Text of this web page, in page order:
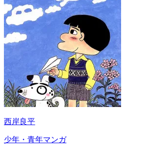
西岸良平
少年・青年マンガ